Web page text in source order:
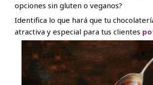
opciones sin gluten o veganos?
Identifica lo que hará que tu
atractiva y especial para tus clientes